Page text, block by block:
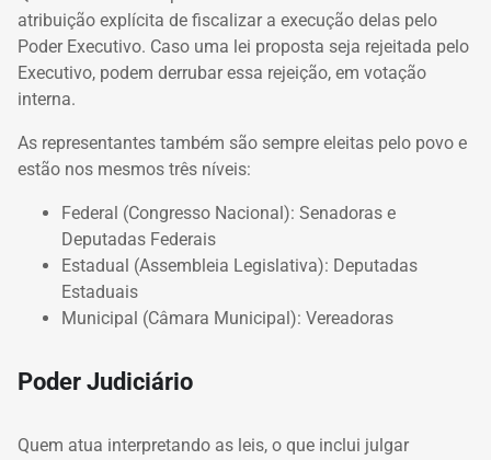
atribuição explícita de fiscalizar a execução delas pelo
Poder Executivo. Caso uma lei proposta seja rejeitada pelo
Executivo, podem derrubar essa rejeição, em votação
interna.
As representantes também são sempre eleitas pelo povo e
estão nos mesmos três níveis:
Federal (Congresso Nacional): Senadoras e
Deputadas Federais
Estadual (Assembleia Legislativa): Deputadas
Estaduais
Municipal (Câmara Municipal): Vereadoras
Poder Judiciário
Quem atua interpretando as leis, o que inclui julgar